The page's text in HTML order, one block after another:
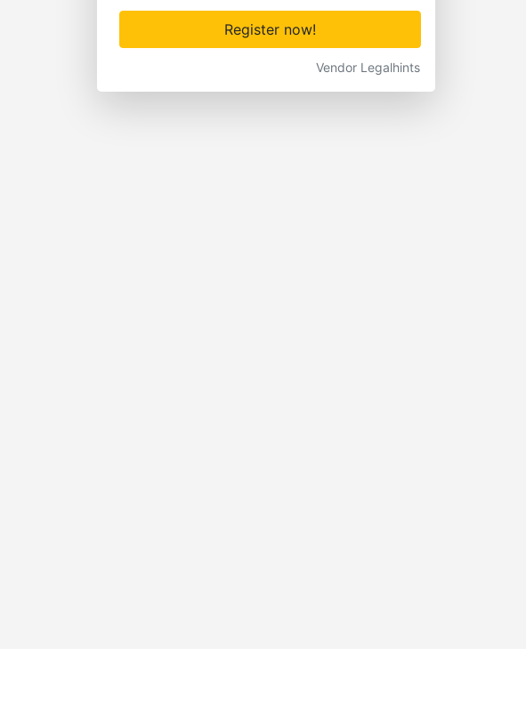
Register now!
Vendor Legalhints